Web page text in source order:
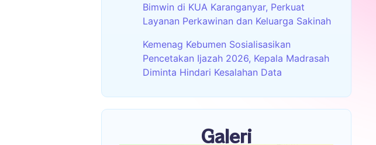
Bimwin di KUA Karanganyar, Perkuat
Layanan Perkawinan dan Keluarga Sakinah
Kemenag Kebumen Sosialisasikan
Pencetakan Ijazah 2026, Kepala Madrasah
Diminta Hindari Kesalahan Data
Galeri